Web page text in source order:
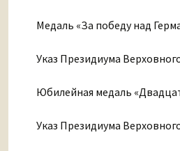
Медаль «За победу над
Указ Президиума
Юбилейная медаль
Указ Президиума